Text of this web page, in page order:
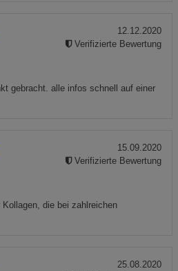
gebracht. alle infos schnell auf einer
12.12.2020
Verifizierte Bewertung
die bei zahlreichen
15.09.2020
Verifizierte Bewertung
25.08.2020